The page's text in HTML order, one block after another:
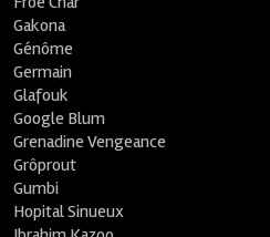
Gakona
Génôme
Germain
Glafouk
Google Blum
Grenadine Vengeance
Grôprout
Gumbi
Hopital Sinueux